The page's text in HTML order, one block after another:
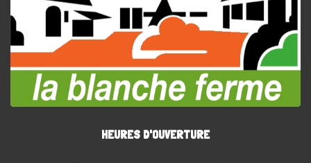
HEURES D'OUVERTURE